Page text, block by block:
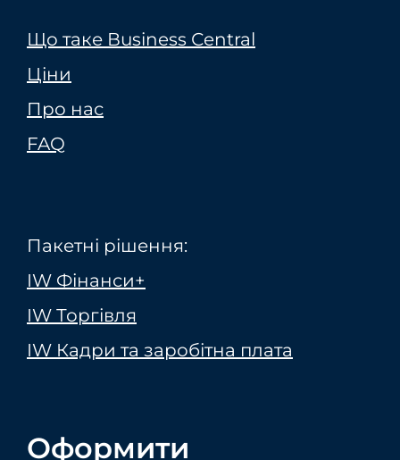
Що таке Вusiness Сentral
Ціни
Про нас
FAQ
Пакетні рішення:
IW Фінанси+
IW Торгівля
IW Кадри та заробітна плата
Оформити